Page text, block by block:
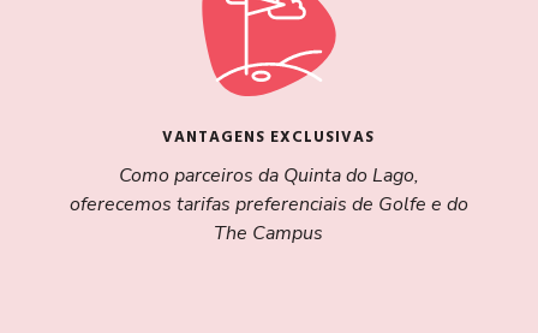
VANTAGENS EXCLUSIVAS
Como parceiros da Quinta do Lago,
oferecemos tarifas preferenciais de Golfe e do
The Campus